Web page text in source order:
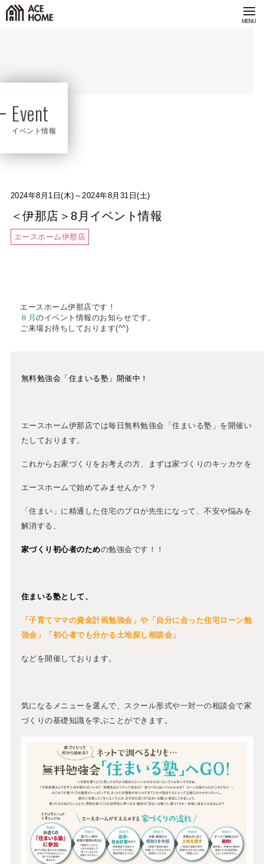
Event
イベント情報
2024年8月1日(木)～2024年8月31日(土)
＜伊那店＞8月イベント情報
エースホーム伊那店
エースホーム伊那店です！
８月のイベント情報のお知らせです。
ご来場お待ちしております(^^)
無料勉強会「住まいる塾」開催中！
エースホーム伊那店では毎日無料勉強会「住まいる塾」を開催い
たしております。
これからお家づくりをお考えの方、まずは家づくりのキッカケを
エースホームで始めてみませんか？？
「住まい」に精通した住宅のプロが先生になって、不安や悩みを
解消する、
家づくり初心者のための勉強会です！！
住まいる塾として、
「子育てママの資金計画勉強会 」や 「自分に合った住宅ローン勉
強会」「初心者でも分かる土地探し相談会」
などを開催しております。
気になるメニューを選んで、スクール形式や一対一の相談会で家
づくりの基礎知識を学ぶことができます。